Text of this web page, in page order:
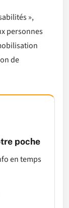
»,
personnes
de
poche
en temps